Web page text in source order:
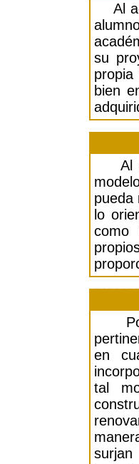
Al
su
bien
Al
pueda
lo
como
en
tal